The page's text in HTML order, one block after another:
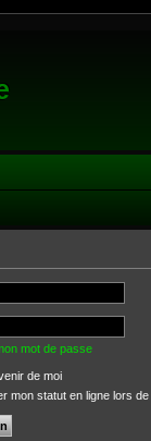
mot de passe
de moi
mon statut en ligne lors